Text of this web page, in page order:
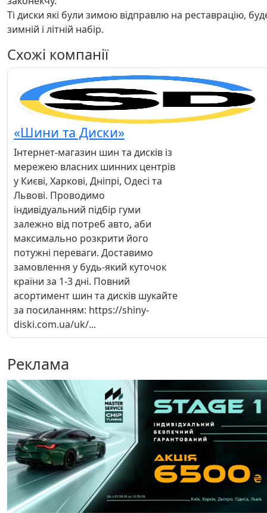
Ті диски які були зимою відправлю на реставрацію,
зимній і літній набір.
Схожі компанії
«Шини та Диски»
Інтернет-магазин шин та дисків із
мережею власних шинних центрів
у Києві, Харкові, Дніпрі, Одесі та
Львові. Проводимо
індивідуальний підбір гуми
залежно від потреб авто, аби
максимально розкрити його
потужні переваги. Доставимо
замовлення у будь-який куточок
країни за 1-3 дні. Повний
асортимент шин та дисків шукайте
за посиланням: https://shiny-
diski.com.ua/uk/...
Реклама